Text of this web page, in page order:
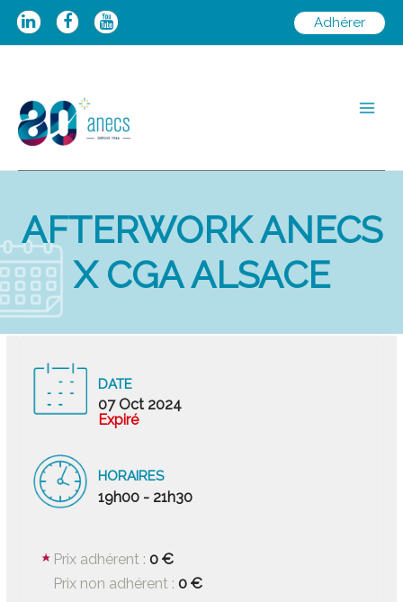
Aller
Adhérer
AFTERWORK ANECS
X CGA ALSACE
DATE
07 Oct 2024
Expiré
HORAIRES
19h00 - 21h30
Prix adhérent :0 €
Prix non adhérent :0 €